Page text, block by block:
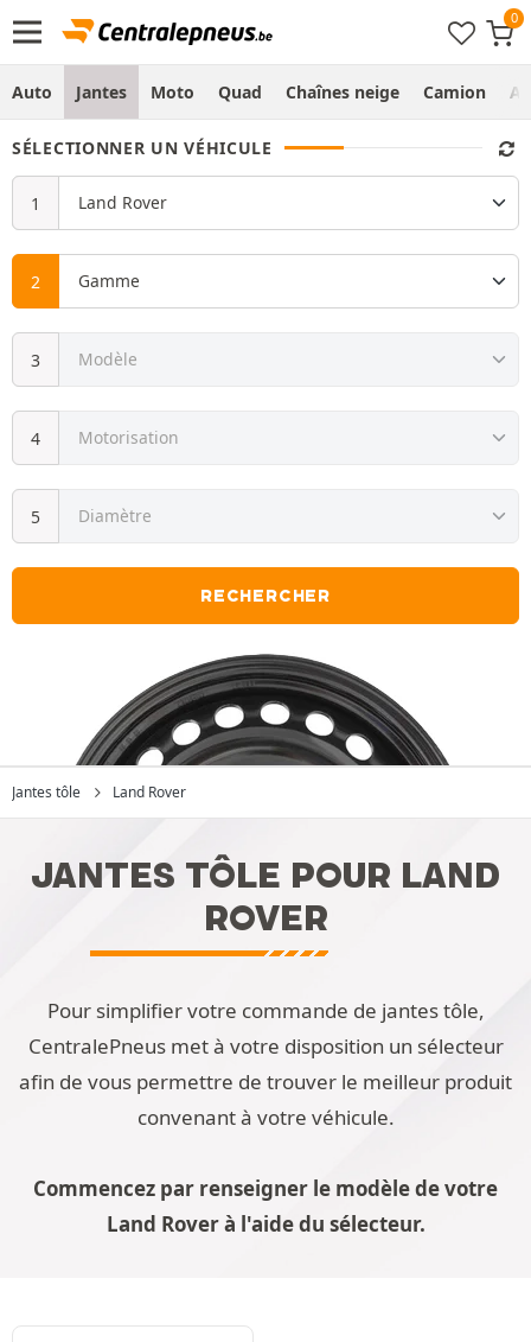
Auto Jantes Moto Quad Chaînes neige Camion
SÉLECTIONNER UN VÉHICULE
RECHERCHER
Jantes tôle Land Rover
JANTES TÔLE POUR LAND
ROVER
Pour simplifier votre commande de jantes tôle,
CentralePneus met à votre disposition un sélecteur
afin de vous permettre de trouver le meilleur produit
convenant à votre véhicule.
Commencez par renseigner le modèle de votre
Land Rover à l'aide du sélecteur.